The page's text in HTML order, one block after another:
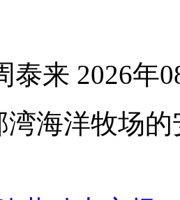
泰来 2026年
湾海洋牧场